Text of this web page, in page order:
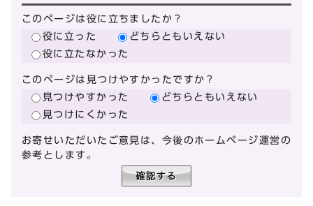
このページは役に立ちましたか？
役に立った
どちらともいえない
役に立たなかった
このページは見つけやすかったですか？
見つけやすかった
どちらともいえない
見つけにくかった
お寄せいただいたご意見は、今後のホームページ運営の
参考とします。